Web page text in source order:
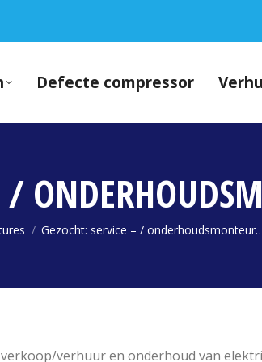
Defecte compressor
/
Gezocht: service – /
verhuur en onderhoud van